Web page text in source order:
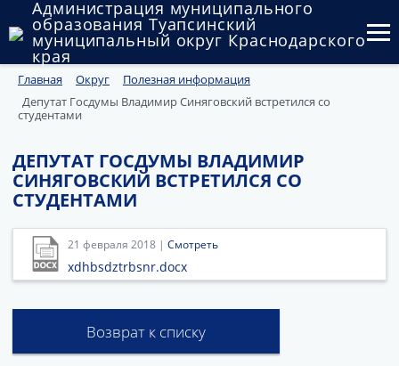
Администрация муниципального
образования Туапсинский
муниципальный округ Краснодарского
края
Округ
Администрация
Муниципальные закупки
Государственный и муниципальный контроль
Муниципальное имущество
Публичные слушания и общественные обсуждения
Главная Округ
Полезная информация
Депутат Госдумы Владимир Синяговский встретился со
студентами
ДЕПУТАТ ГОСДУМЫ ВЛАДИМИР
СИНЯГОВСКИЙ ВСТРЕТИЛСЯ СО
СТУДЕНТАМИ
21 февраля 2018 | Смотреть
xdhbsdztrbsnr.docx
Возврат к списку